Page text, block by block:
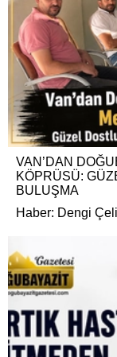
VAN’DAN
KÖPRÜSÜ:
BULUŞMA
Haber: Dengi